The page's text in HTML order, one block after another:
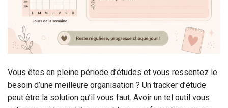
Vous êtes en pleine période d’études et vous ressentez le
besoin d’une meilleure organisation ? Un tracker d’étude
peut être la solution qu’il vous faut. Avoir un tel outil vous